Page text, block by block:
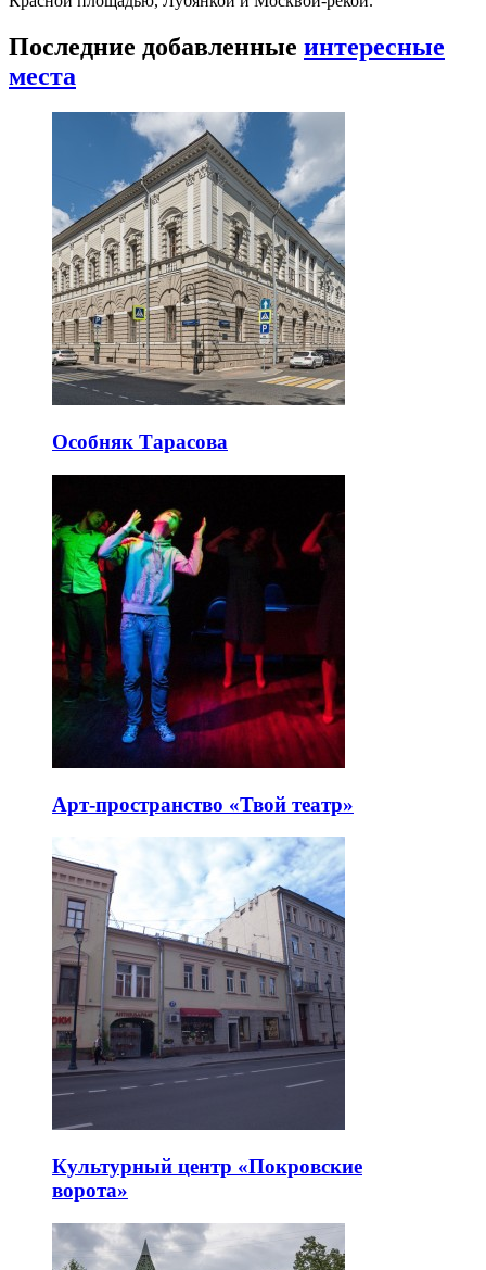
Последние добавленные интересные
места
Особняк Тарасова
Арт-пространство «Твой театр»
Культурный центр «Покровские
ворота»